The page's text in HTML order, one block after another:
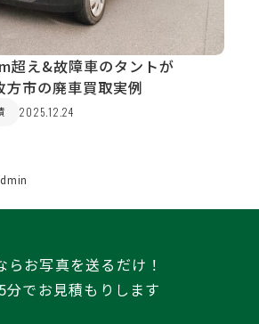
超え&故障車のタントが
市の廃車買取実例
2025.12.24
らお写真を送るだけ！
分でお見積もりします